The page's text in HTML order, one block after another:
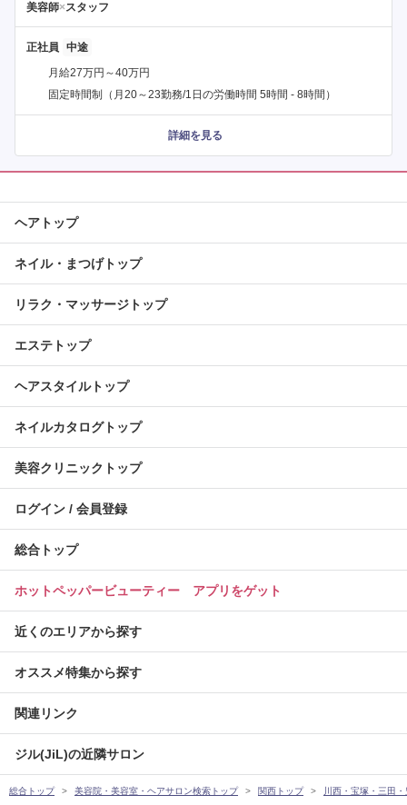
美容師×スタッフ
正社員
月給27万円～40万円
固定時間制（月20～23勤務/1日の労働時間 5時間 - 8時間）
詳細を見る
ヘアトップ
ネイル・まつげトップ
リラク・マッサージトップ
エステトップ
ヘアスタイルトップ
ネイルカタログトップ
美容クリニックトップ
ログイン / 会員登録
総合トップ
ホットペッパービューティー アプリをゲット
近くのエリアから探す
オススメ特集から探す
関連リンク
ジル(JiL)の近隣サロン
総合トップ 美容院・美容室・ヘアサロン検索トップ 関西トップ 川西・宝塚・三田